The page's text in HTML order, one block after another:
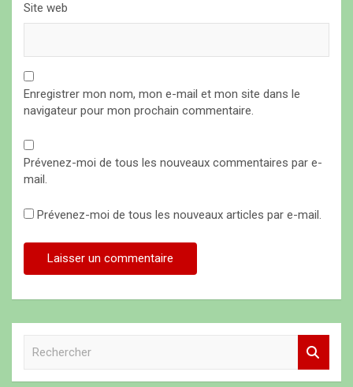
Site web
Enregistrer mon nom, mon e-mail et mon site dans le
navigateur pour mon prochain commentaire.
Prévenez-moi de tous les nouveaux commentaires par e-
mail.
Prévenez-moi de tous les nouveaux articles par e-mail.